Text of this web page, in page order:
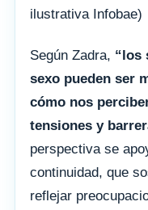
ilustrativa Infobae)
Según Zadra, “los
sexo pueden ser
cómo nos
tensiones y
perspectiva se
continuidad, que
reflejar